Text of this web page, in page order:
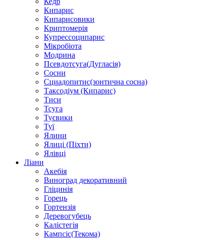
Кипарис
Кипарисовики
Криптомерія
Купрессоципарис
Мікробіота
Модрина
Псевдотсуга(Дугласія)
Сосни
Сциадопитис(зонтична сосна)
Таксодіум (Кипарис)
Тиси
Тсуга
Туєвики
Туї
Ялини
Ялиці (Піхти)
Ялівці
Ліани
Акебія
Виноград декоративний
Гліцинія
Горець
Гортензія
Деревогубець
Калістегія
Кампсіс(Текома)